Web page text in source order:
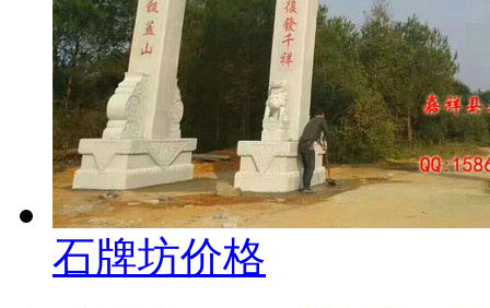
石牌坊价格